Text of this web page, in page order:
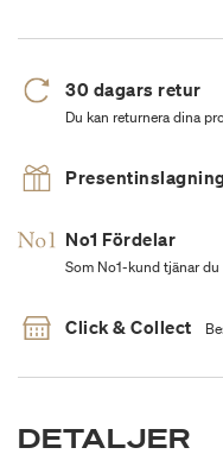
30 dagars retur
Du kan returnera dina
No1 Fördelar
Som No1-kund tjänar
Click & Collect
DETALJER